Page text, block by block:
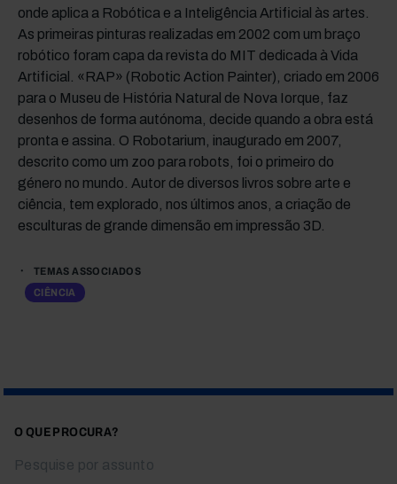
onde aplica a Robótica e a Inteligência Artificial às artes.
As primeiras pinturas realizadas em 2002 com um braço
robótico foram capa da revista do MIT dedicada à Vida
Artificial. «RAP» (Robotic Action Painter), criado em 2006
para o Museu de História Natural de Nova Iorque, faz
desenhos de forma autónoma, decide quando a obra está
pronta e assina. O Robotarium, inaugurado em 2007,
descrito como um zoo para robots, foi o primeiro do
género no mundo. Autor de diversos livros sobre arte e
ciência, tem explorado, nos últimos anos, a criação de
esculturas de grande dimensão em impressão 3D.
TEMAS ASSOCIADOS
CIÊNCIA
O QUE PROCURA?